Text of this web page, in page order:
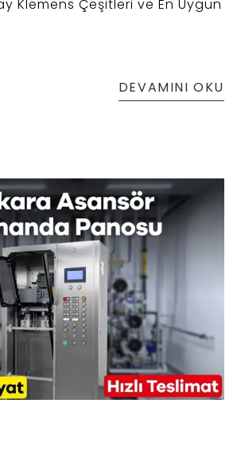
Klemens Çeşitleri ve En Uygun
DEVAMINI OKU